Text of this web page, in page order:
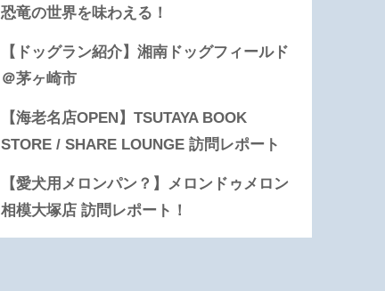
恐竜の世界を味わえる！
【ドッグラン紹介】湘南ドッグフィールド
＠茅ヶ崎市
【海老名店OPEN】TSUTAYA BOOK
STORE / SHARE LOUNGE 訪問レポート
【愛犬用メロンパン？】メロンドゥメロン
相模大塚店 訪問レポート！